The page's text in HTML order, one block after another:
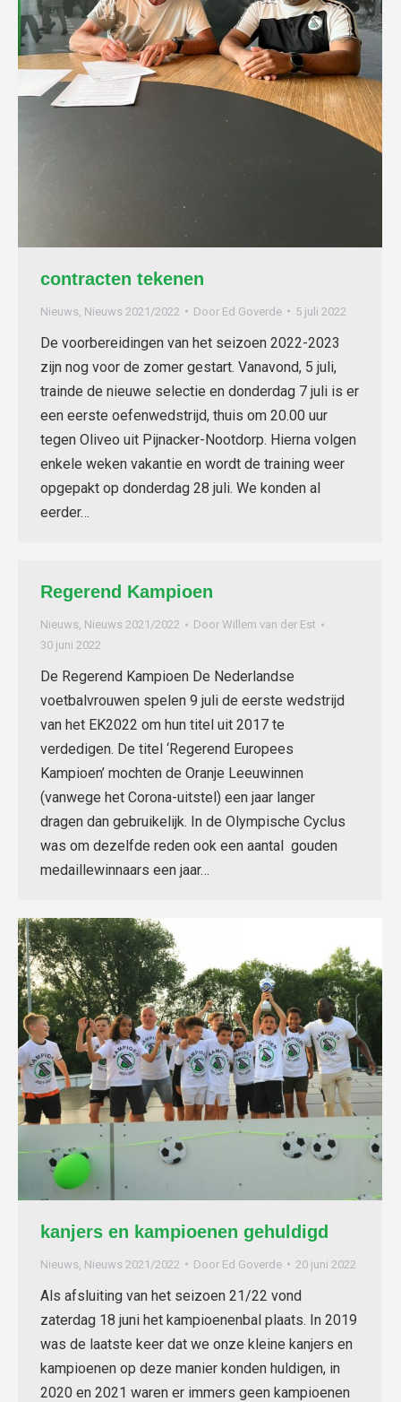
contracten tekenen
Nieuws Nieuws 2021/2022 Door Ed Goverde 5 juli 2022
De voorbereidingen van het seizoen 2022-2023
zijn nog voor de zomer gestart. Vanavond, 5 juli,
trainde de nieuwe selectie en donderdag 7 juli is er
een eerste oefenwedstrijd, thuis om 20.00 uur
tegen Oliveo uit Pijnacker-Nootdorp. Hierna volgen
enkele weken vakantie en wordt de training weer
opgepakt op donderdag 28 juli. We konden al
eerder…
Regerend Kampioen
Nieuws, Nieuws 2021/2022 Door Willem van der Est
30 juni 2022
De Regerend Kampioen De Nederlandse
voetbalvrouwen spelen 9 juli de eerste wedstrijd
van het EK2022 om hun titel uit 2017 te
verdedigen. De titel ‘Regerend Europees
Kampioen’ mochten de Oranje Leeuwinnen
(vanwege het Corona-uitstel) een jaar langer
dragen dan gebruikelijk. In de Olympische Cyclus
was om dezelfde reden ook een aantal gouden
medaillewinnaars een jaar…
kanjers en kampioenen gehuldigd
Nieuws Nieuws 2021/2022 Door Ed Goverde 20 juni 2022
Als afsluiting van het seizoen 21/22 vond
zaterdag 18 juni het kampioenenbal plaats. In 2019
was de laatste keer dat we onze kleine kanjers en
kampioenen op deze manier konden huldigen, in
2020 en 2021 waren er immers geen kampioenen